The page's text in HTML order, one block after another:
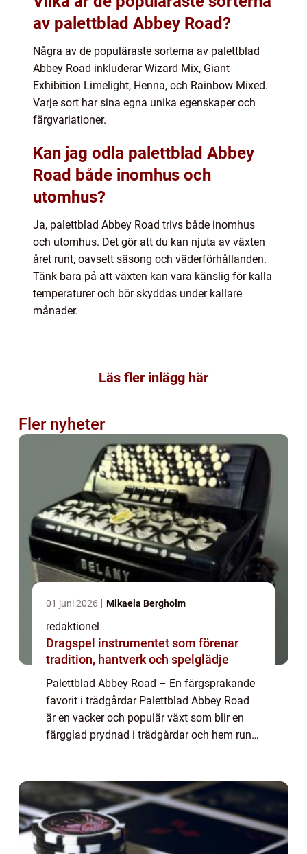
av palettblad Abbey Road?
Några av de populäraste sorterna av palettblad
Abbey Road inkluderar Wizard Mix, Giant
Exhibition Limelight, Henna, och Rainbow Mixed.
Varje sort har sina egna unika egenskaper och
färgvariationer.
Kan jag odla palettblad Abbey
Road både inomhus och
utomhus?
Ja, palettblad Abbey Road trivs både inomhus
och utomhus. Det gör att du kan njuta av växten
året runt, oavsett säsong och väderförhållanden.
Tänk bara på att växten kan vara känslig för kalla
temperaturer och bör skyddas under kallare
månader.
Läs fler inlägg här
Fler nyheter
01 juni 2026 Mikaela Bergholm
redaktionel
Dragspel instrumentet som förenar
tradition, hantverk och spelglädje
Palettblad Abbey Road – En färgsprakande
favorit i trädgårdar Palettblad Abbey Road
är en vacker och populär växt som blir en
färgglad prydnad i trädgårdar och hem runt